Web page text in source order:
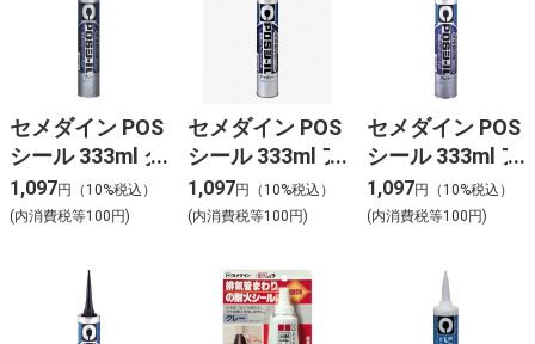
セメダイン POS
シール 333ml グ
レー
1,097円（10%税込）
(内消費税等100円)
セメダイン POS
シール 333ml ア
イボリー
1,097円（10%税込）
(内消費税等100円)
セメダイン POS
シール 333ml ア
ンバー
1,097円（10%税込）
(内消費税等100円)